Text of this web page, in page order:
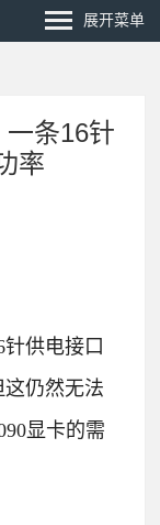
展开菜单
条16针
率
供电接口
这仍然无法
显卡的需